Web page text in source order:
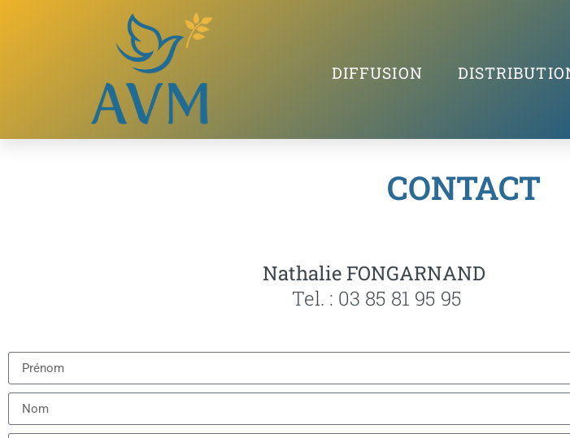
DIFFUSION
CONTACT
Nathalie FONGARNAND
Tel. : 03 85 81 95 95